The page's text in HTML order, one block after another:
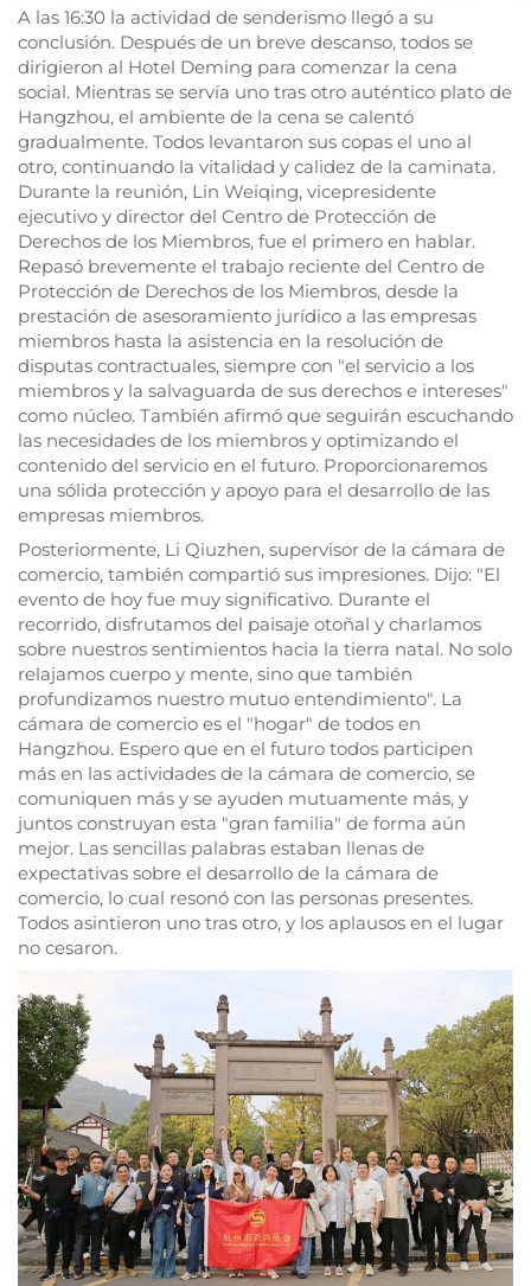
A las 16:30 la actividad de senderismo llegó a su
conclusión. Después de un breve descanso, todos se
dirigieron al Hotel Deming para comenzar la cena
social. Mientras se servía uno tras otro auténtico plato de
Hangzhou, el ambiente de la cena se calentó
gradualmente. Todos levantaron sus copas el uno al
otro, continuando la vitalidad y calidez de la caminata.
Durante la reunión, Lin Weiqing, vicepresidente
ejecutivo y director del Centro de Protección de
Derechos de los Miembros, fue el primero en hablar.
Repasó brevemente el trabajo reciente del Centro de
Protección de Derechos de los Miembros, desde la
prestación de asesoramiento jurídico a las empresas
miembros hasta la asistencia en la resolución de
disputas contractuales, siempre con "el servicio a los
miembros y la salvaguarda de sus derechos e intereses"
como núcleo. También afirmó que seguirán escuchando
las necesidades de los miembros y optimizando el
contenido del servicio en el futuro. Proporcionaremos
una sólida protección y apoyo para el desarrollo de las
empresas miembros.
Posteriormente, Li Qiuzhen, supervisor de la cámara de
comercio, también compartió sus impresiones. Dijo: "El
evento de hoy fue muy significativo. Durante el
recorrido, disfrutamos del paisaje otoñal y charlamos
sobre nuestros sentimientos hacia la tierra natal. No solo
relajamos cuerpo y mente, sino que también
profundizamos nuestro mutuo entendimiento". La
cámara de comercio es el "hogar" de todos en
Hangzhou. Espero que en el futuro todos participen
más en las actividades de la cámara de comercio, se
comuniquen más y se ayuden mutuamente más, y
juntos construyan esta "gran familia" de forma aún
mejor. Las sencillas palabras estaban llenas de
expectativas sobre el desarrollo de la cámara de
comercio, lo cual resonó con las personas presentes.
Todos asintieron uno tras otro, y los aplausos en el lugar
no cesaron.